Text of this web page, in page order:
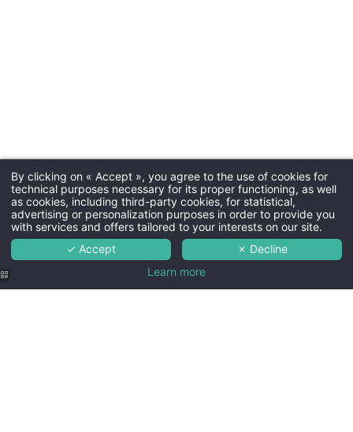
By clicking on « Accept », you agree to the use of cookies for
technical purposes necessary for its proper functioning, as well
as cookies, including third-party cookies, for statistical,
advertising or personalization purposes in order to provide you
with services and offers tailored to your interests on our site.
✓ Accept
✗ Decline
Learn more